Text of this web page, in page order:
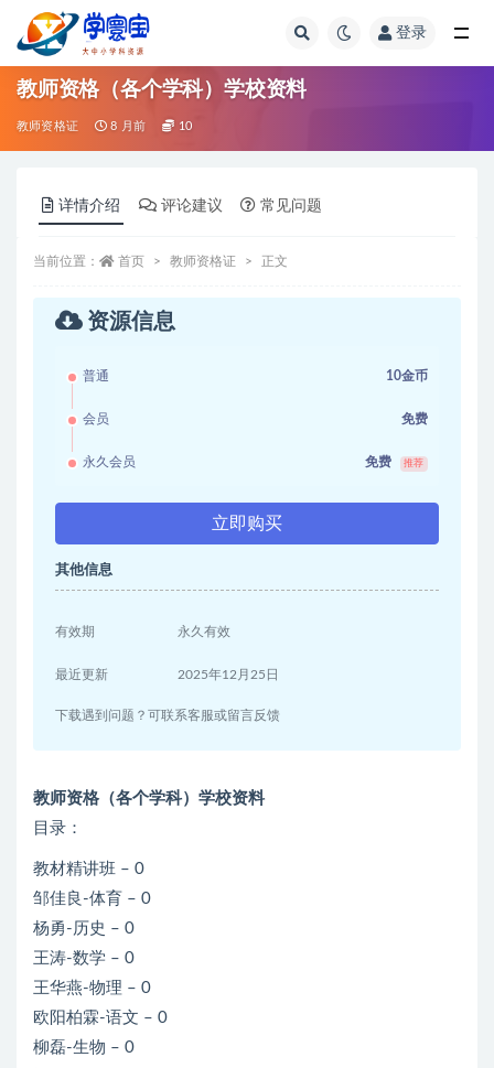
登录
教师资格（各个学科）学校资料
教师资格证 8 月前 10
详情介绍 评论建议 常见问题
当前位置： 首页 教师资格证 正文
资源信息
普通 10金币
会员 免费
永久会员 免费 推荐
立即购买
其他信息
有效期 永久有效
最近更新 2025年12月25日
下载遇到问题？可联系客服或留言反馈
教师资格（各个学科）学校资料
目录：
教材精讲班 – 0
邹佳良-体育 – 0
杨勇-历史 – 0
王涛-数学 – 0
王华燕-物理 – 0
欧阳柏霖-语文 – 0
柳磊-生物 – 0
全部